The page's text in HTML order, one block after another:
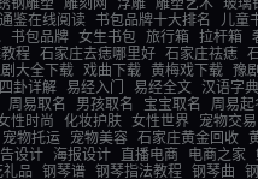
鉴在线阅读 书包品牌十大排名 儿童
书包品牌 女生书包 旅行箱 拉杆箱
程 石家庄去痣哪里好 石家庄祛痣
大全下载 戏曲下载 黄梅戏下载 豫
卦详解 易经入门 易经全文 汉语字典
周易取名 男孩取名 宝宝取名 周易起
性时尚 化妆护肤 女性世界 宠物交易
宠物托运 宠物美容 石家庄黄金回收
设计 海报设计 直播电商 电商之家
礼品 钢琴谱 钢琴指法教程 钢琴曲